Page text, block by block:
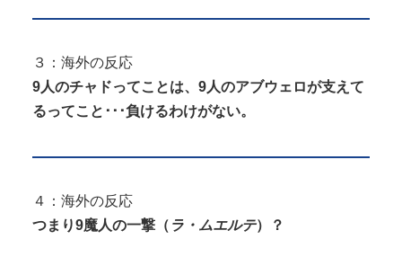
３：海外の反応
9人のチャドってことは、9人のアブウェロが支えて
るってこと･･･負けるわけがない。
４：海外の反応
つまり9魔人の一撃（ ラ・ムエルテ）？